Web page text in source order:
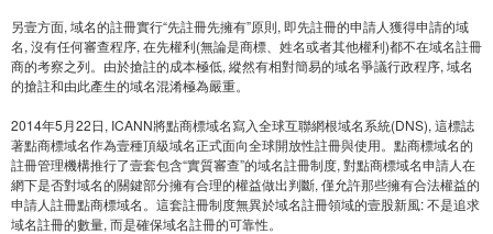
另壹方面, 域名的註冊實行“先註冊先擁有”原則, 即先註冊的申請人獲得申請的域
名, 沒有任何審查程序, 在先權利(無論是商標、姓名或者其他權利)都不在域名註冊
商的考察之列。由於搶註的成本極低, 縱然有相對簡易的域名爭議行政程序, 域名
的搶註和由此產生的域名混淆極為嚴重。
2014年5月22日, ICANN將點商標域名寫入全球互聯網根域名系統(DNS), 這標誌
著點商標域名作為壹種頂級域名正式面向全球開放性註冊與使用。點商標域名的
註冊管理機構推行了壹套包含“實質審查”的域名註冊制度, 對點商標域名申請人在
網下是否對域名的關鍵部分擁有合理的權益做出判斷, 僅允許那些擁有合法權益的
申請人註冊點商標域名。這套註冊制度無異於域名註冊領域的壹股新風: 不是追求
域名註冊的數量, 而是確保域名註冊的可靠性。